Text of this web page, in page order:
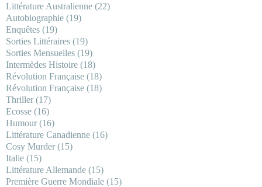
Littérature Australienne (22)
Autobiographie (19)
Enquêtes (19)
Sorties Littéraires (19)
Sorties Mensuelles (19)
Intermèdes Histoire (18)
Révolution Française (18)
Révolution Française (18)
Thriller(17)
Ecosse (16)
Humour(16)
Littérature Canadienne (16)
Cosy Murder(15)
Italie (15)
Littérature Allemande (15)
Première Guerre Mondiale (15)